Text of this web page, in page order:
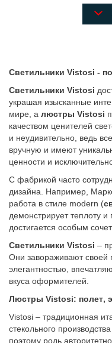
Светильники Vistosi -
Светильники Vistosi
украшая изысканные
мире, а люстры Vistosi
качеством ценителей
и неудивительно, ведь
вручную и имеют
ценности и
С фабрикой часто
дизайна. Например,
работа в стиле modern (
демонстрирует теплоту
достигается особым
Светильники Vistosi –
Они завораживают своей
элегантностью,
вкуса оформителей.
Люстры Vistosi: полет,
Vistosi – традиционная
стекольного
поэтому роль